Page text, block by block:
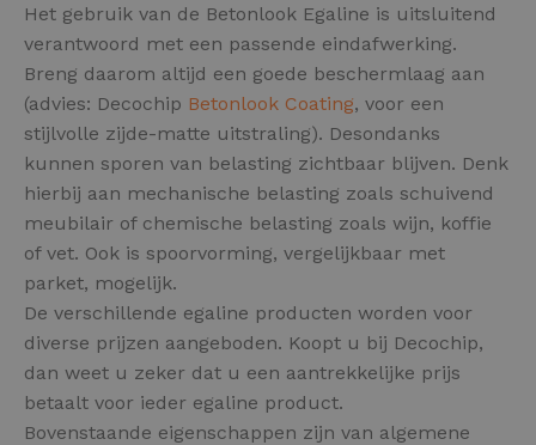
Het gebruik van de Betonlook Egaline is uitsluitend
verantwoord met een passende eindafwerking.
Breng daarom altijd een goede beschermlaag aan
(advies: Decochip Betonlook Coating, voor een
stijlvolle zijde-matte uitstraling). Desondanks
kunnen sporen van belasting zichtbaar blijven. Denk
hierbij aan mechanische belasting zoals schuivend
meubilair of chemische belasting zoals wijn, koffie
of vet. Ook is spoorvorming, vergelijkbaar met
parket, mogelijk.
De verschillende egaline producten worden voor
diverse prijzen aangeboden. Koopt u bij Decochip,
dan weet u zeker dat u een aantrekkelijke prijs
betaalt voor ieder egaline product.
Bovenstaande eigenschappen zijn van algemene